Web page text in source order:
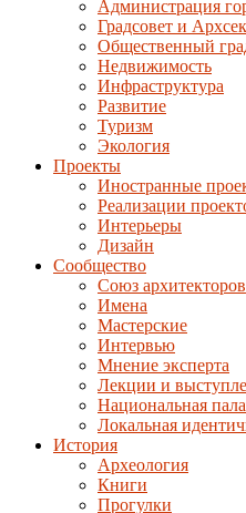
Администрация
Градсовет и
Общественный
Недвижимость
Инфраструктура
Развитие
Туризм
Экология
Проекты
Иностранные
Реализации
Интерьеры
Дизайн
Сообщество
Союз архитекторов
Имена
Мастерские
Интервью
Мнение эксперта
Лекции и
Национальная
Локальная
История
Археология
Книги
Прогулки